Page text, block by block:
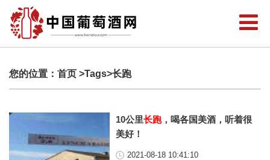
您的位置： 首页 >Tags>长跑
10公里长跑，喝各国美酒，听着很
美好！
2021-08-18 10:41:10